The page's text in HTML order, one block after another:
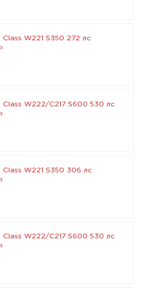
Class W221 S350 272 лс
³
Class W222/C217 S600 530 лс
³
Class W221 S350 306 лс
³
Class W222/C217 S600 530 лс
³